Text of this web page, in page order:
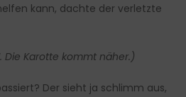
kann, dachte der verletzte
Die Karotte kommt näher.)
Der sieht ja schlimm aus,